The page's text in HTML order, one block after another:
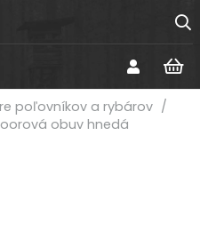
poľovníkov a rybárov /
obuv hnedá